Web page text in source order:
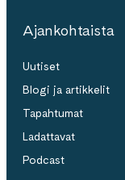
Ajankohtaista
Uutiset
Blogi ja artikkelit
Tapahtumat
Ladattavat
Podcast